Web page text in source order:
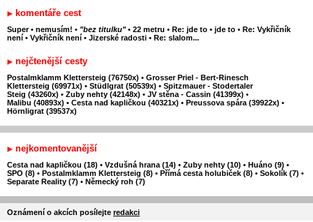
komentáře cest
Super • nemusím! • "bez titulku" • 22 metru • Re: jde to • jde to • Re: Vykřičník
není • Vykřičník není • Jizerské radosti • Re: slalom...
nejčtenější cesty
Postalmklamm Klettersteig (76750x) • Grosser Priel - Bert-Rinesch
Klettersteig (69971x) • Stüdlgrat (50539x) • Spitzmauer - Stodertaler
Steig (43260x) • Zuby nehty (42148x) • JV stěna - Cassin (41399x) •
Malibu (40893x) • Cesta nad kapličkou (40321x) • Preussova spára (39922x) •
Hörnligrat (39537x)
nejkomentovanější
Cesta nad kapličkou (18) • Vzdušná hrana (14) • Zuby nehty (10) • Huáno (9) •
SPO (8) • Postalmklamm Klettersteig (8) • Přímá cesta holubiček (8) • Sokolík (7) •
Separate Reality (7) • Německý roh (7)
Oznámení o akcích posílejte redakci